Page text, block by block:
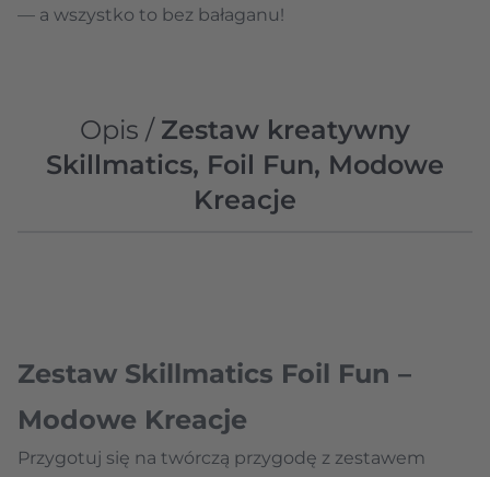
— a wszystko to bez bałaganu!
Opis / Zestaw kreatywny
Skillmatics, Foil Fun, Modowe
Kreacje
Zestaw Skillmatics Foil Fun –
Modowe Kreacje
Przygotuj się na twórczą przygodę z zestawem